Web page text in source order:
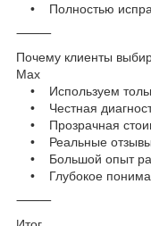
• Полностью
⸻
Почему клиенты
Max
• Используем
• Честная
• Прозрачная
• Реальные отзывы
• Большой опыт
• Глубокое
⸻